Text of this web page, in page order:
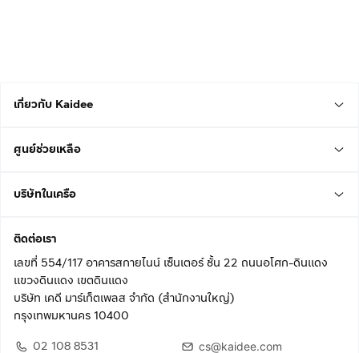
เกี่ยวกับ Kaidee
ศูนย์ช่วยเหลือ
บริษัทในเครือ
ติดต่อเรา
เลขที่ 554/117 อาคารสกายไนน์ เซ็นเตอร์ ชั้น 22 ถนนอโศก-ดินแดง
แขวงดินแดง เขตดินแดง
บริษัท เคดี มาร์เก็ตเพลส จำกัด (สำนักงานใหญ่)
กรุงเทพมหานคร 10400
02 108 8531
cs@kaidee.com